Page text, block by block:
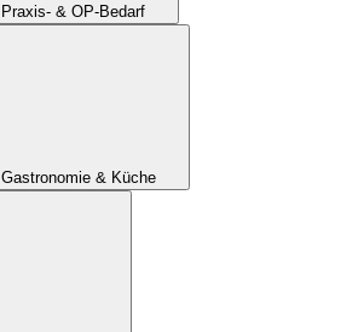
Praxis- & OP-Bedarf
Gastronomie & Küche